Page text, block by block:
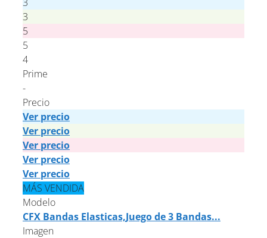
3
5
5
4
Prime
-
Precio
Ver precio
Ver precio
Ver precio
Ver precio
Ver precio
MÁS VENDIDA
Modelo
CFX Bandas Elasticas,Juego de 3 Bandas...
Imagen